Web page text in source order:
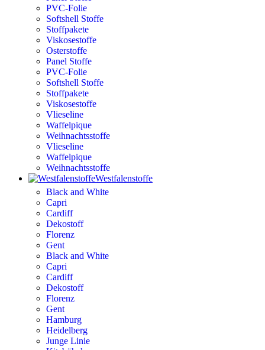
PVC-Folie
Softshell Stoffe
Stoffpakete
Viskosestoffe
Osterstoffe
Panel Stoffe
PVC-Folie
Softshell Stoffe
Stoffpakete
Viskosestoffe
Vlieseline
Waffelpique
Weihnachtsstoffe
Vlieseline
Waffelpique
Weihnachtsstoffe
Westfalenstoffe
Black and White
Capri
Cardiff
Dekostoff
Florenz
Gent
Black and White
Capri
Cardiff
Dekostoff
Florenz
Gent
Hamburg
Heidelberg
Junge Linie